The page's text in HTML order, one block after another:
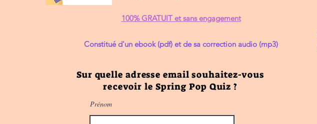
Sur quelle adresse email souhaitez-vous
recevoir le Spring Pop Quiz ?
Prénom
100% GRATUIT et sans engagement
Constitué d'un ebook (pdf) et de sa correction audio (mp3)